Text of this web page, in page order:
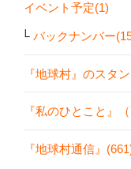
イベント予定(1)
バックナンバー
『地球村』のスタ
『私のひとこと』
『地球村通信』